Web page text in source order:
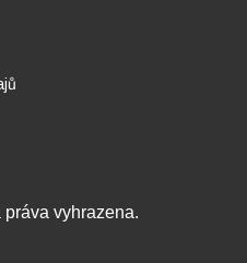
vyhrazena.